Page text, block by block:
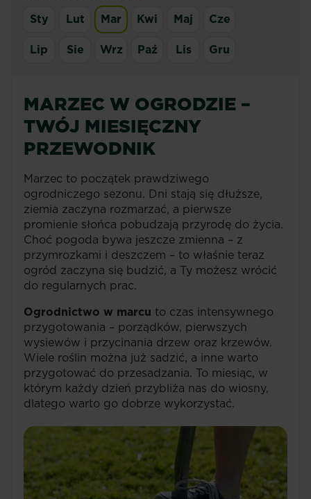
Sty
Lut Mar Kwi Maj
Cze
Lip
Sie Wrz Paź Lis Gru
MARZEC W OGRODZIE –
TWÓJ MIESIĘCZNY
PRZEWODNIK
Marzec to początek prawdziwego
ogrodniczego sezonu. Dni stają się dłuższe,
ziemia zaczyna rozmarzać, a pierwsze
promienie słońca pobudzają przyrodę do życia.
Choć pogoda bywa jeszcze zmienna – z
przymrozkami i deszczem – to właśnie teraz
ogród zaczyna się budzić, a Ty możesz wrócić
do regularnych prac.
Ogrodnictwo w marcu to czas intensywnego
przygotowania – porządków, pierwszych
wysiewów i przycinania drzew oraz krzewów.
Wiele roślin można już sadzić, a inne warto
przygotować do przesadzania. To miesiąc, w
którym każdy dzień przybliża nas do wiosny,
dlatego warto go dobrze wykorzystać.